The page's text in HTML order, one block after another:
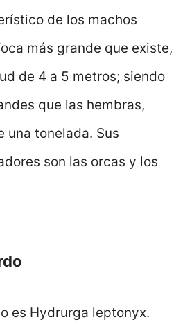
de los machos
más grande que existe,
de 4 a 5 metros; siendo
que las hembras,
una tonelada. Sus
son las orcas y los
es Hydrurga leptonyx.